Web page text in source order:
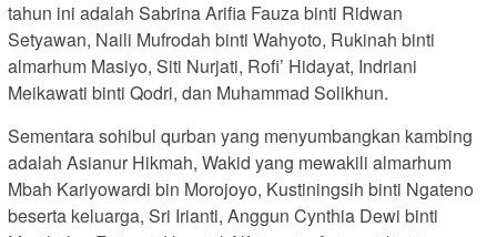
tahun ini adalah Sabrina Arifia Fauza binti Ridwan
Setyawan, Naili Mufrodah binti Wahyoto, Rukinah binti
almarhum Masiyo, Siti Nurjati, Rofi’ Hidayat, Indriani
Meikawati binti Qodri, dan Muhammad Solikhun.
Sementara sohibul qurban yang menyumbangkan kambing
adalah Asianur Hikmah, Wakid yang mewakili almarhum
Mbah Kariyowardi bin Morojoyo, Kustiningsih binti Ngateno
beserta keluarga, Sri Irianti, Anggun Cynthia Dewi binti